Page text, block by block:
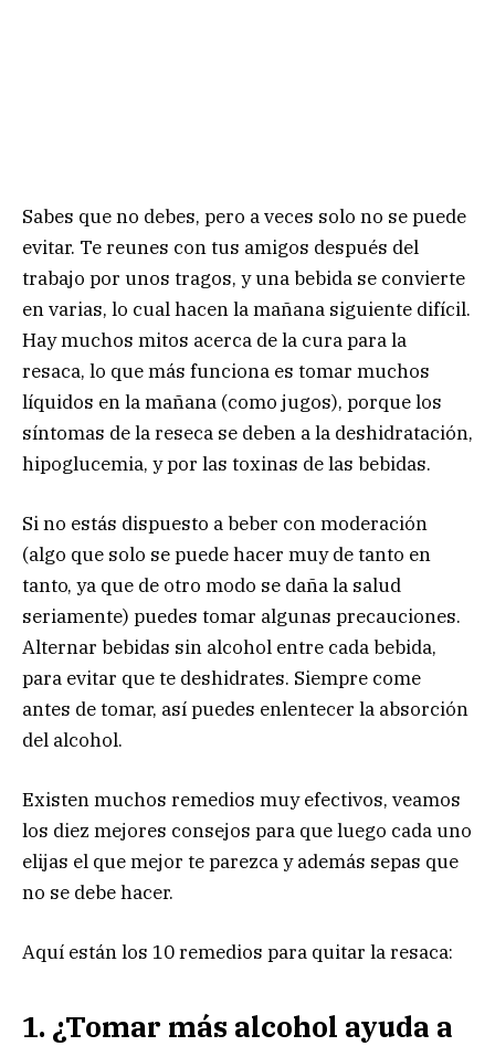
Sabes que no debes, pero a veces solo no se puede
evitar. Te reunes con tus amigos después del
trabajo por unos tragos, y una bebida se convierte
en varias, lo cual hacen la mañana siguiente difícil.
Hay muchos mitos acerca de la cura para la
resaca, lo que más funciona es tomar muchos
líquidos en la mañana (como jugos), porque los
síntomas de la reseca se deben a la deshidratación,
hipoglucemia, y por las toxinas de las bebidas.
Si no estás dispuesto a beber con moderación
(algo que solo se puede hacer muy de tanto en
tanto, ya que de otro modo se daña la salud
seriamente) puedes tomar algunas precauciones.
Alternar bebidas sin alcohol entre cada bebida,
para evitar que te deshidrates. Siempre come
antes de tomar, así puedes enlentecer la absorción
del alcohol.
Existen muchos remedios muy efectivos, veamos
los diez mejores consejos para que luego cada uno
elijas el que mejor te parezca y además sepas que
no se debe hacer.
Aquí están los 10 remedios para quitar la resaca:
1. ¿Tomar más alcohol ayuda a